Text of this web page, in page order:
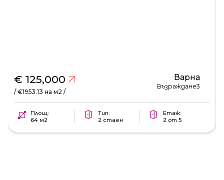
€ 125,000
/ €1953.13 на м2 /
Варна
Възраждане3
Площ:
64 м2
Тип:
2 стаен
Етаж:
2 от 5